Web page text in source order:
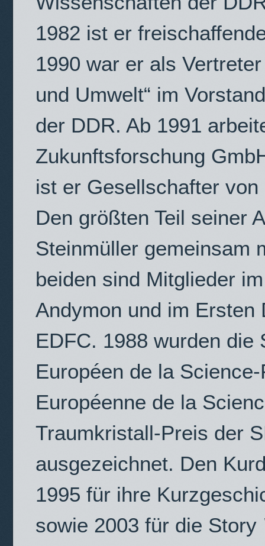
1982 ist er
1990 war er als
und Umwelt“ im
der DDR. Ab 1991
Zukunftsforschung
ist er Gesellschafter von
Den größten Teil seiner
Steinmüller gemeinsam
beiden sind Mitglieder
Andymon und im Ersten
EDFC. 1988 wurden
Européen de la
Européenne de la
Traumkristall-Preis der
ausgezeichnet. Den
1995 für ihre
sowie 2003 für die Story